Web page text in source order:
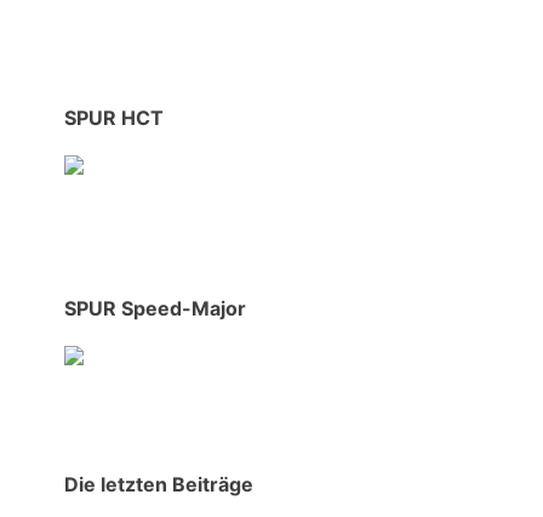
SPUR HCT
SPUR Speed-Major
Die letzten Beiträge